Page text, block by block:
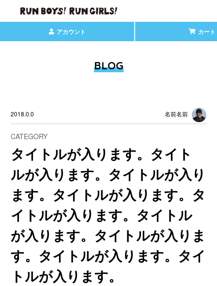
アカウント カート
BLOG
2018.0.0 名前名前
CATEGORY
タイトルが入ります。タイト
ルが入ります。タイトルが入り
ます。タイトルが入ります。タ
イトルが入ります。タイトル
が入ります。タイトルが入りま
す。タイトルが入ります。タイ
トルが入ります。